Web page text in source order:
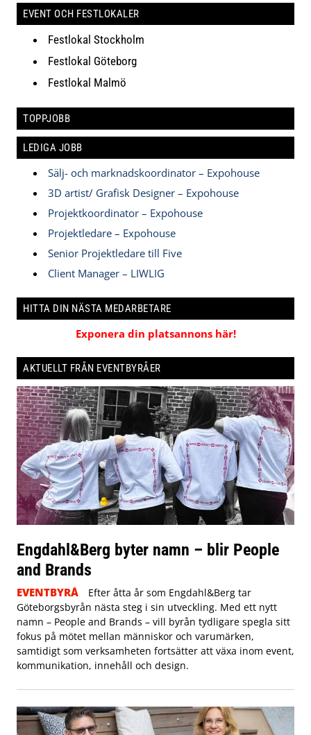
EVENT OCH FESTLOKALER
Festlokal Stockholm
Festlokal Göteborg
Festlokal Malmö
TOPPJOBB
LEDIGA JOBB
Sälj- och marknadskoordinator – Expohouse
3D artist/ Grafisk Designer – Expohouse
Projektkoordinator – Expohouse
Projektledare – Expohouse
Senior Projektledare till Five
Client Manager – LIWLIG
HITTA DIN NÄSTA MEDARBETARE
Exponera din platsannons här!
AKTUELLT FRÅN EVENTBYRÅER
Engdahl&Berg byter namn – blir People
and Brands
EVENTBYRÅ
Efter åtta år som Engdahl&Berg tar
Göteborgsbyrån nästa steg i sin utveckling. Med ett nytt
namn – People and Brands – vill byrån tydligare spegla sitt
fokus på mötet mellan människor och varumärken,
samtidigt som verksamheten fortsätter att växa inom event,
kommunikation, innehåll och design.